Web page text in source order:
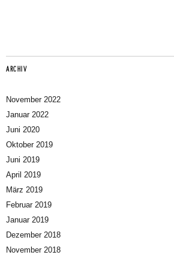
ARCHIV
November 2022
Januar 2022
Juni 2020
Oktober 2019
Juni 2019
April 2019
März 2019
Februar 2019
Januar 2019
Dezember 2018
November 2018